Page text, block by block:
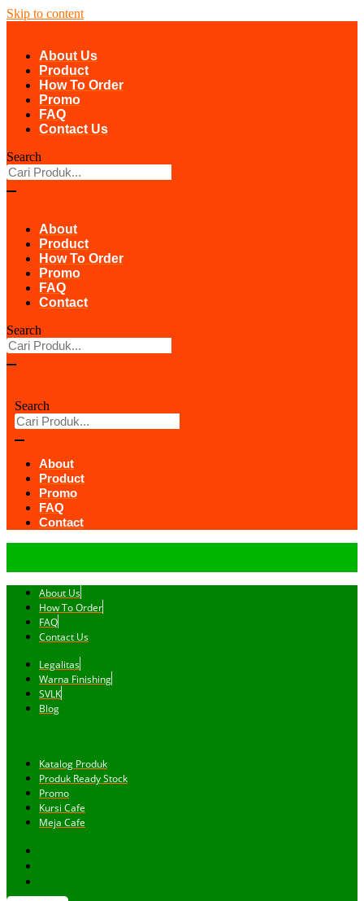
Skip to content
About Us
Product
How To Order
Promo
FAQ
Contact Us
Search
About
Product
How To Order
Promo
FAQ
Contact
Search
Search
About
Product
Promo
FAQ
Contact
About Us
How To Order
FAQ
Contact Us
Legalitas
Warna Finishing
SVLK
Blog
Katalog Produk
Produk Ready Stock
Promo
Kursi Cafe
Meja Cafe